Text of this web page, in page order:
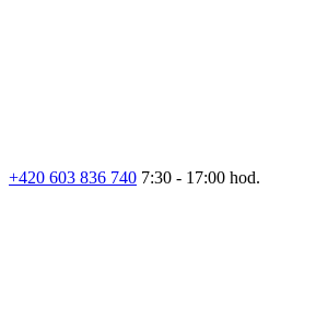
+420 603 836 740 7:30 - 17:00 hod.